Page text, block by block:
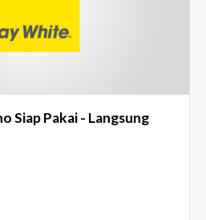
Siap Pakai - Langsung